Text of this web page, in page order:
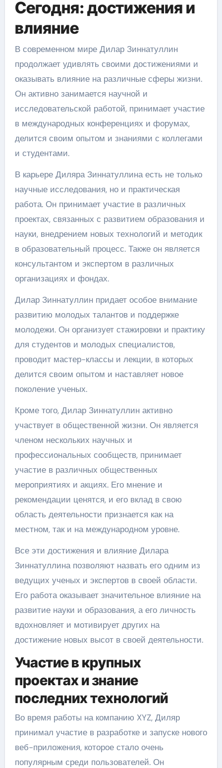
Сегодня: достижения и
влияние
В современном мире Дилар Зиннатуллин
продолжает удивлять своими достижениями и
оказывать влияние на различные сферы жизни.
Он активно занимается научной и
исследовательской работой, принимает участие
в международных конференциях и форумах,
делится своим опытом и знаниями с коллегами
и студентами.
В карьере Диляра Зиннатуллина есть не только
научные исследования, но и практическая
работа. Он принимает участие в различных
проектах, связанных с развитием образования и
науки, внедрением новых технологий и методик
в образовательный процесс. Также он является
консультантом и экспертом в различных
организациях и фондах.
Дилар Зиннатуллин придает особое внимание
развитию молодых талантов и поддержке
молодежи. Он организует стажировки и практику
для студентов и молодых специалистов,
проводит мастер-классы и лекции, в которых
делится своим опытом и наставляет новое
поколение ученых.
Кроме того, Дилар Зиннатуллин активно
участвует в общественной жизни. Он является
членом нескольких научных и
профессиональных сообществ, принимает
участие в различных общественных
мероприятиях и акциях. Его мнение и
рекомендации ценятся, и его вклад в свою
область деятельности признается как на
местном, так и на международном уровне.
Все эти достижения и влияние Дилара
Зиннатуллина позволяют назвать его одним из
ведущих ученых и экспертов в своей области.
Его работа оказывает значительное влияние на
развитие науки и образования, а его личность
вдохновляет и мотивирует других на
достижение новых высот в своей деятельности.
Участие в крупных
проектах и знание
последних технологий
Во время работы на компанию XYZ, Диляр
принимал участие в разработке и запуске нового
веб-приложения, которое стало очень
популярным среди пользователей. Он